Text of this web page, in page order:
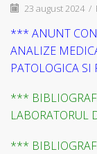
23 august 2024 /
*** ANUNT
ANALIZE
PATOLOGICA
***
LABORATORUL
***